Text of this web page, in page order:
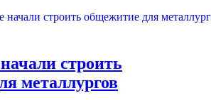
строить
металлургов